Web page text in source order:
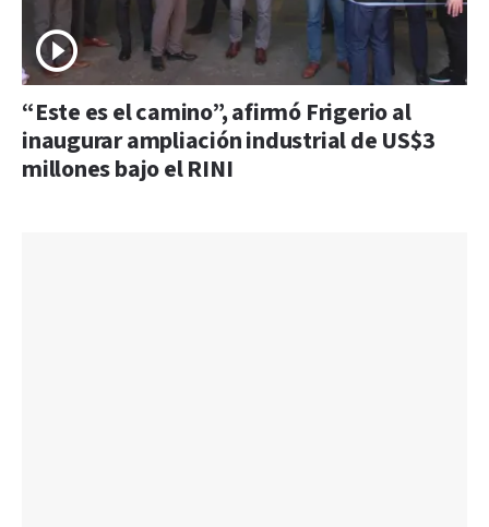
“Este es el camino”, afirmó Frigerio al
inaugurar ampliación industrial de US$3
millones bajo el RINI